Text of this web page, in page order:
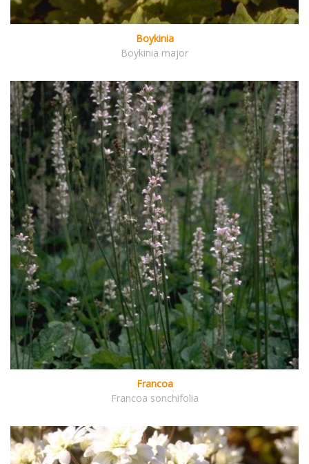
Boykinia
Boykinia major
Francoa
Francoa sonchifolia